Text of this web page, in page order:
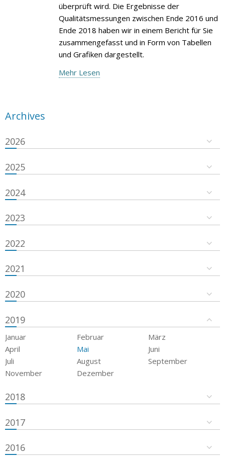
überprüft wird. Die Ergebnisse der
Qualitätsmessungen zwischen Ende 2016 und
Ende 2018 haben wir in einem Bericht für Sie
zusammengefasst und in Form von Tabellen
und Grafiken dargestellt.
Mehr Lesen
Archives
2026
2025
2024
2023
2022
2021
2020
2019
Januar Februar
März
April
Mai
Juni
Juli
August
September
November
Dezember
2018
2017
2016